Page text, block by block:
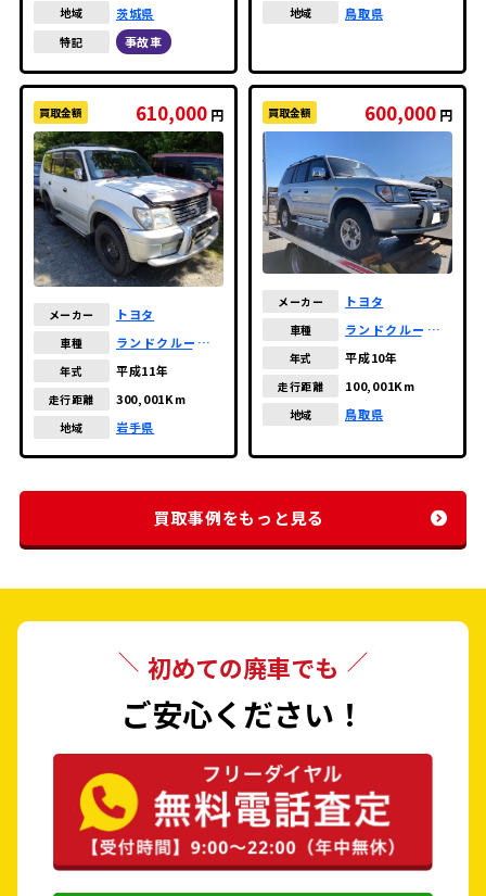
地域 茨城県
特記 事故車
地域 鳥取県
買取金額 610,000 円
メーカー トヨタ
車種
ランドクルーザー
年式 平成11年
走行距離 300,001Km
地域 岩手県
買取金額 600,000 円
メーカー トヨタ
車種
ランドクルーザー
年式 平成10年
走行距離 100,001Km
地域 鳥取県
買取事例をもっと見る
初めての廃車でも
ご安心ください！